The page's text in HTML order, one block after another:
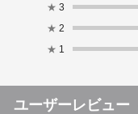
★ 3
★ 2
★ 1
ユーザーレビュー